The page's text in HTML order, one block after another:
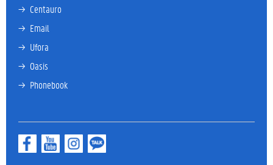
→ Centauro
→ Email
→ Ufora
→ Oasis
→ Phonebook